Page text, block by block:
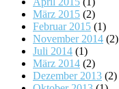
März 2015 (2)
Februar 2015 (1)
November 2014 (2)
Juli 2014 (1)
März 2014 (2)
Dezember 2013 (2)